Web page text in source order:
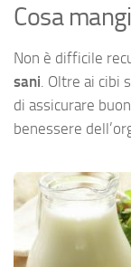
Cosa
Non è difficile
sani . Oltre ai
di assicurare
benessere